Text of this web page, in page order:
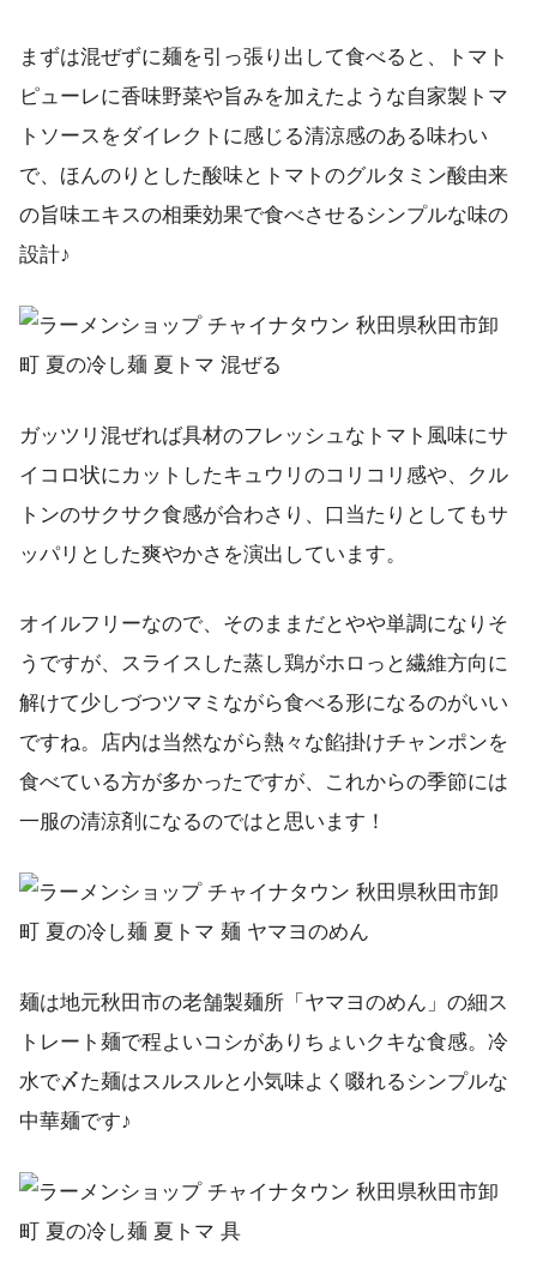
まずは混ぜずに麺を引っ張り出して食べると、トマト
ピューレに香味野菜や旨みを加えたような自家製トマ
トソースをダイレクトに感じる清涼感のある味わい
で、ほんのりとした酸味とトマトのグルタミン酸由来
の旨味エキスの相乗効果で食べさせるシンプルな味の
設計♪
ガッツリ混ぜれば具材のフレッシュなトマト風味にサ
イコロ状にカットしたキュウリのコリコリ感や、クル
トンのサクサク食感が合わさり、口当たりとしてもサ
ッパリとした爽やかさを演出しています。
オイルフリーなので、そのままだとやや単調になりそ
うですが、スライスした蒸し鶏がホロっと繊維方向に
解けて少しづつツマミながら食べる形になるのがいい
ですね。店内は当然ながら熱々な餡掛けチャンポンを
食べている方が多かったですが、これからの季節には
一服の清涼剤になるのではと思います！
麺は地元秋田市の老舗製麺所「ヤマヨのめん」の細ス
トレート麺で程よいコシがありちょいクキな食感。冷
水で〆た麺はスルスルと小気味よく啜れるシンプルな
中華麺です♪